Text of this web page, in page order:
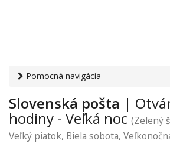
Pomocná navigácia
služby›Pošty› Veľká noc
Slovenská pošta |
hodiny - Veľká noc (Zelený
Veľký piatok, Biela sobota,